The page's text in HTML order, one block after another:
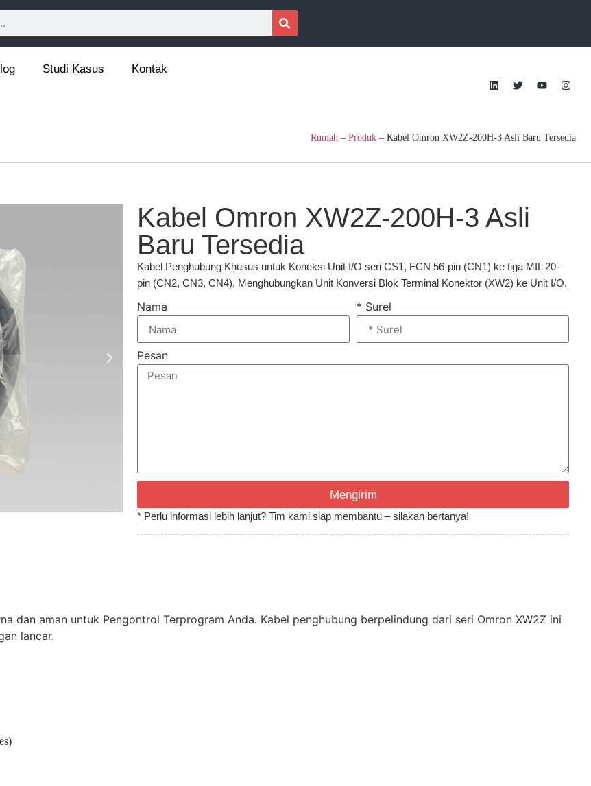
Studi Kasus Kontak
Rumah – Produk – Kabel Omron XW2Z-200H-3 Asli Baru Tersedia
Kabel Omron XW2Z-200H-3 Asli
Baru Tersedia
Kabel Penghubung Khusus untuk Koneksi Unit I/O seri CS1, FCN 56-pin (CN1) ke tiga MIL 20-
pin (CN2, CN3, CN4), Menghubungkan Unit Konversi Blok Terminal Konektor (XW2) ke Unit I/O.
Nama * Surel
Pesan
Mengirim
* Perlu informasi lebih lanjut? Tim kami siap membantu – silakan bertanya!
dan aman untuk Pengontrol Terprogram Anda. Kabel penghubung berpelindung dari seri Omron XW2Z ini
lancar.